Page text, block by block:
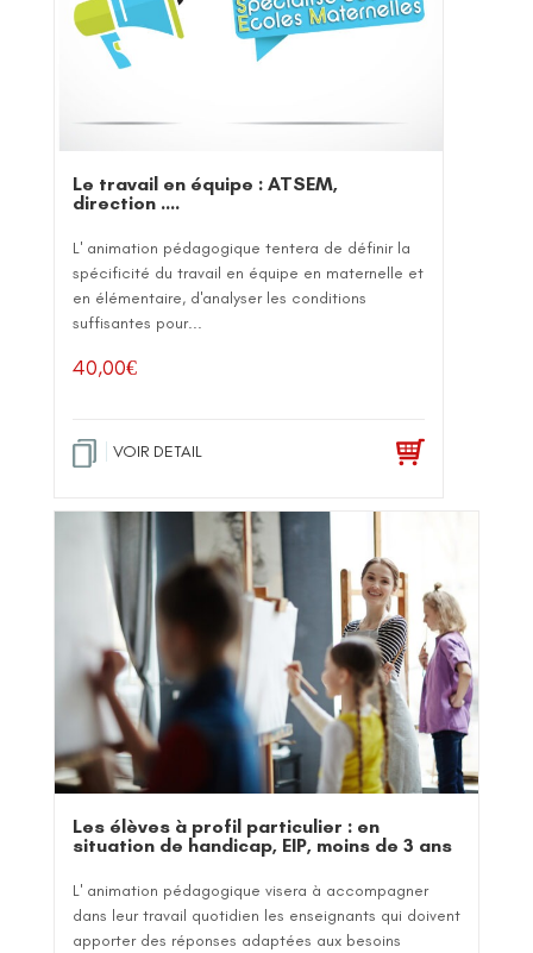
Le travail en équipe : ATSEM,
direction ….
L' animation pédagogique tentera de définir la
spécificité du travail en équipe en maternelle et
en élémentaire, d'analyser les conditions
suffisantes pour...
40,00€
VOIR DETAIL
Les élèves à profil particulier : en
situation de handicap, EIP, moins de 3 ans
L' animation pédagogique visera à accompagner
dans leur travail quotidien les enseignants qui doivent
apporter des réponses adaptées aux besoins